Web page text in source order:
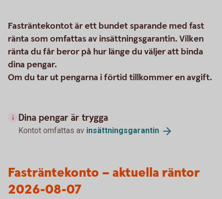
Fasträntekontot är ett bundet sparande med fast
ränta som omfattas av insättningsgarantin. Vilken
ränta du får beror på hur länge du väljer att binda
dina pengar.
Om du tar ut pengarna i förtid tillkommer en avgift.
Dina pengar är trygga
Kontot omfattas av insättningsgarantin
Fasträntekonto – aktuella räntor
2026-08-07